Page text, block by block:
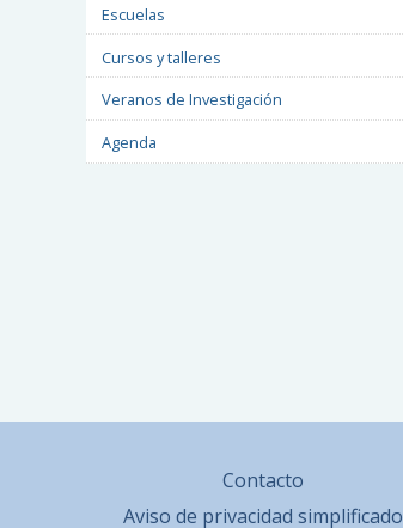
Escuelas
Cursos y talleres
Veranos de Investigación
Agenda
Contacto
Aviso de privacidad simplificado